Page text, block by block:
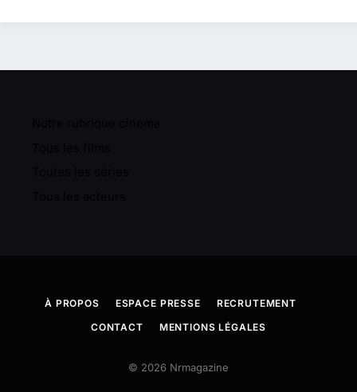
À PROPOS ESPACE PRESSE
RECRUTEMENT
CONTACT
MENTIONS LÉGALES
© 2026 Nrmagazine